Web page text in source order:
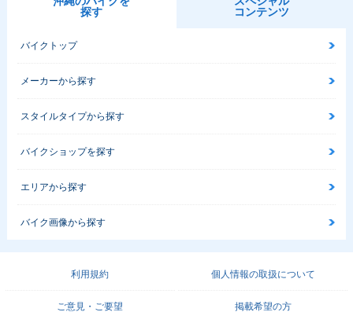
探す
コンテンツ
バイクトップ
メーカーから探す
スタイルタイプから探す
バイクショップを探す
エリアから探す
バイク画像から探す
利用規約 個人情報の取扱について
ご意見・ご要望 掲載希望の方